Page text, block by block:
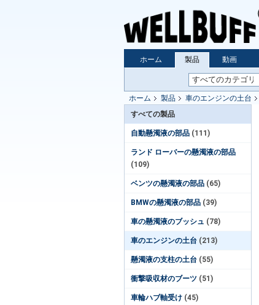
ホーム 製品 動画
ホーム 製品 車のエンジンの土台
すべての製品
自動懸濁液の部品 (111)
ランド ローバーの懸濁液の部品
(109)
ベンツの懸濁液の部品 (65)
BMWの懸濁液の部品 (39)
車の懸濁液のブッシュ (78)
車のエンジンの土台 (213)
懸濁液の支柱の土台 (55)
衝撃吸収材のブーツ (51)
車輪ハブ軸受け (45)